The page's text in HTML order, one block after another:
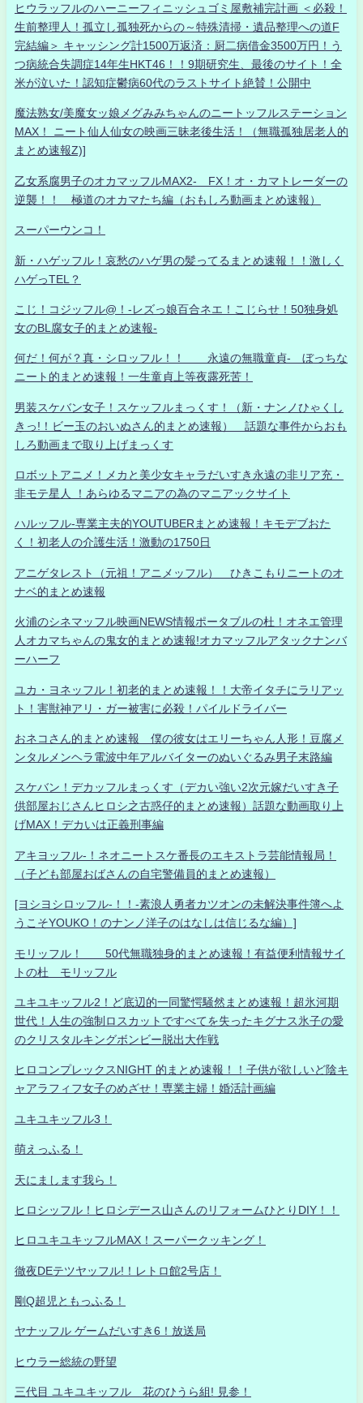
ヒウラッフルのハーニーフィニッシュゴミ屋敷補完計画 ＜必殺！
生前整理人！孤立し孤独死からの～特殊清掃・遺品整理への道F
完結編＞ キャッシング計1500万返済：厨二病借金3500万円！う
つ病統合失調症14年生HKT46！！9期研究生、最後のサイト！全
米が泣いた！認知症鬱病60代のラストサイト絶賛！公開中
魔法熟女/美魔女ッ娘メグみみちゃんのニートッフルステーション
MAX！ ニート仙人仙女の映画三昧老後生活！（無職孤独居老人的
まとめ速報Z)]
乙女系腐男子のオカマッフルMAX2- FX！オ・カマトレーダーの
逆襲！！ 極道のオカマたち編（おもしろ動画まとめ速報）
スーパーウンコ！
新・ハゲッフル！哀愁のハゲ男の髪ってるまとめ速報！！激しく
ハゲっTEL？
こじ！コジッフル@！-レズっ娘百合ネエ！こじらせ！50独身処
女のBL腐女子的まとめ速報-
何だ！何が？真・シロッフル！！ 永遠の無職童貞- ぼっちな
ニート的まとめ速報！一生童貞上等夜露死苦！
男装スケバン女子！スケッフルまっくす！（新・ナンノひゃくし
きっ!！ビー玉のおいぬさん的まとめ速報） 話題な事件からおも
しろ動画まで取り上げまっくす
ロボットアニメ！メカと美少女キャラだいすき永遠の非リア充・
非モテ星人 ！あらゆるマニアの為のマニアックサイト
ハルッフル-専業主夫的YOUTUBERまとめ速報！キモデブおた
く！初老人の介護生活！激動の1750日
アニゲタレスト（元祖！アニメッフル） ひきこもりニートのオ
ナベ的まとめ速報
火浦のシネマッフル映画NEWS情報ポータブルの杜！オネエ管理
人オカマちゃんの鬼女的まとめ速報!オカマッフルアタックナンバ
ーハーフ
ユカ・ヨネッフル！初老的まとめ速報！！大帝イタチにラリアッ
ト！害獣神アリ・ガー被害に必殺！パイルドライバー
おネコさん的まとめ速報 僕の彼女はエリーちゃん人形！豆腐メ
ンタルメンヘラ電波中年アルバイターのぬいぐるみ男子末路編
スケバン！デカッフルまっくす（デカい強い2次元嫁だいすき子
供部屋おじさんヒロシ之古惑仔的まとめ速報）話題な動画取り上
げMAX！デカいは正義刑事編
アキヨッフル-！ネオニートスケ番長のエキストラ芸能情報局！
（子ども部屋おばさんの自宅警備員的まとめ速報）
[ヨシヨシロッフル-！！-素浪人勇者カツオンの未解決事件簿へよ
うこそYOUKO！のナンノ洋子のはなしは信じるな編）]
モリッフル！ 50代無職独身的まとめ速報！有益便利情報サイ
トの杜 モリッフル
ユキユキッフル2！ど底辺的一同驚愕騒然まとめ速報！超氷河期
世代！人生の強制ロスカットですべてを失ったキグナス氷子の愛
のクリスタルキングボンビー脱出大作戦
ヒロコンプレックスNIGHT 的まとめ速報！！子供が欲しいど陰キ
ャアラフィフ女子のめざせ！専業主婦！婚活計画編
ユキユキッフル3！
萌えっふる！
天にまします我ら！
ヒロシッフル！ヒロシデース山さんのリフォームひとりDIY！！
ヒロユキユキッフルMAX！スーパークッキング！
徹夜DEテツヤッフル!！レトロ館2号店！
剛Q超児ともっふる！
ヤナッフル ゲームだいすき6！放送局
ヒウラー総統の野望
三代目 ユキユキッフル 花のひうら組! 見参！